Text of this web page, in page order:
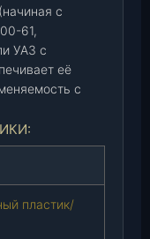
с
61,
УАЗ с
её
с
пластик/